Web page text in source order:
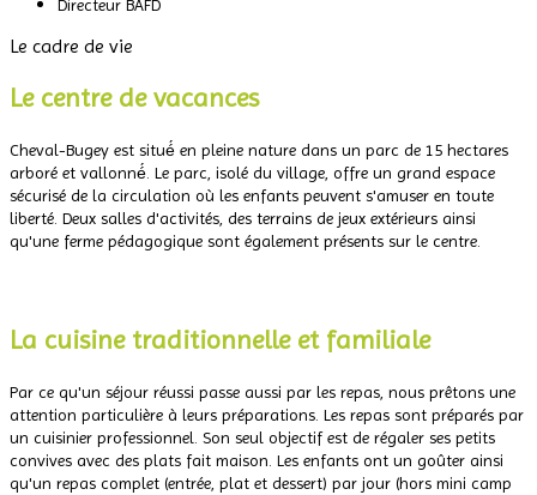
Directeur BAFD
Le cadre de vie
Le centre de vacances
Cheval-Bugey est situé́ en pleine nature dans un parc de 15 hectares
arboré et vallonné́. Le parc, isolé du village, offre un grand espace
sécurisé de la circulation où les enfants peuvent s'amuser en toute
liberté. Deux salles d'activités, des terrains de jeux extérieurs ainsi
qu'une ferme pédagogique sont également présents sur le centre.
La cuisine traditionnelle et familiale
Par ce qu'un séjour réussi passe aussi par les repas, nous prêtons une
attention particulière à leurs préparations. Les repas sont préparés par
un cuisinier professionnel. Son seul objectif est de régaler ses petits
convives avec des plats fait maison. Les enfants ont un goûter ainsi
qu'un repas complet (entrée, plat et dessert) par jour (hors mini camp